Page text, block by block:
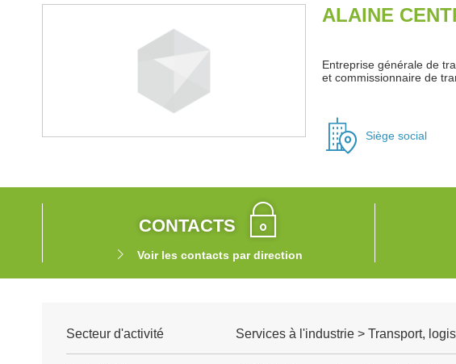
ALAINE
Entreprise générale de
et commissionnaire de
Siège social
CONTACTS
Voir les contacts par direction
Secteur d'activité Services à l'industrie > Transport,